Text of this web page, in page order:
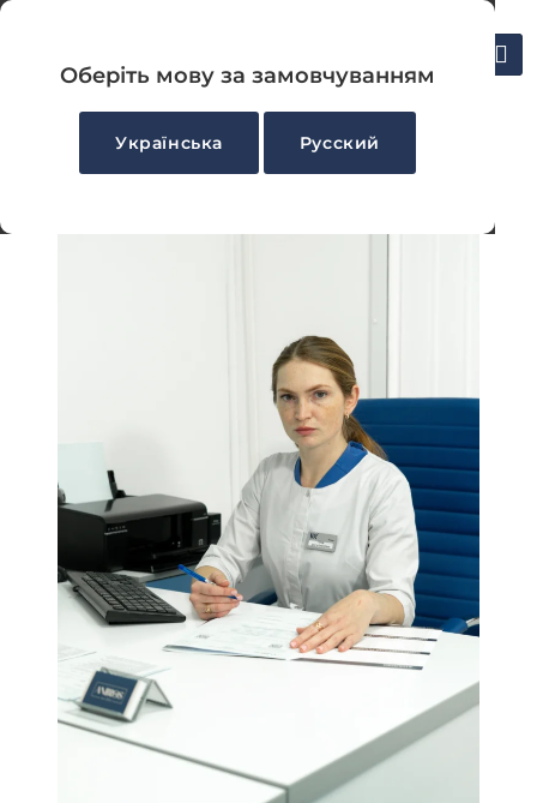
Оберіть мову за замовчуванням
Українська Русский
Трихолог у Миколаєві